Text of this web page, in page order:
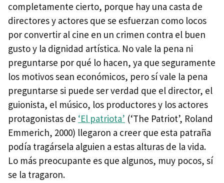
completamente cierto, porque hay una casta de
directores y actores que se esfuerzan como locos
por convertir al cine en un crimen contra el buen
gusto y la dignidad artística. No vale la pena ni
preguntarse por qué lo hacen, ya que seguramente
los motivos sean económicos, pero sí vale la pena
preguntarse si puede ser verdad que el director, el
guionista, el músico, los productores y los actores
protagonistas de ‘El patriota’ (‘The Patriot’, Roland
Emmerich, 2000) llegaron a creer que esta patraña
podía tragársela alguien a estas alturas de la vida.
Lo más preocupante es que algunos, muy pocos, sí
se la tragaron.